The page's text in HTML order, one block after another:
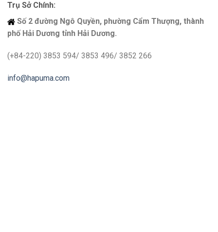
Trụ Sở Chính:
Số 2 đường Ngô Quyền, phường Cẩm Thượng, thành
phố Hải Dương tỉnh Hải Dương.
(+84-220) 3853 594/ 3853 496/ 3852 266
info@hapuma.com